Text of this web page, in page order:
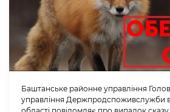
Баштанське районне управління
управління Держпродспоживслужби в